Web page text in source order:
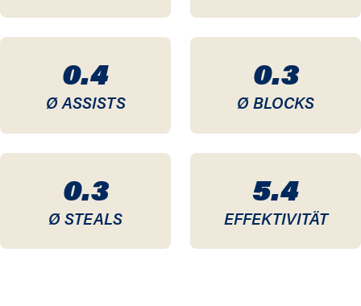
0.4
Ø ASSISTS
0.3
Ø BLOCKS
0.3
Ø STEALS
5.4
EFFEKTIVITÄT